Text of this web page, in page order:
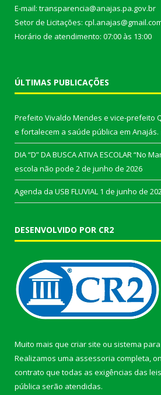
E-mail: transparencia@anajas.pa.gov.br
Setor de Licitações:
Horário de atendimento: 07:00 às 13:00
ÚLTIMAS PUBLICAÇÕES
Prefeito Vivaldo Mendes e vice-prefeito
e fortalecem a saúde pública em Anajás.
DIA “D” DA BUSCA ATIVA ESCOLAR “No
escola não pode 2 de junho de 2026
Agenda da USB FLUVIAL 1 de junho de
DESENVOLVIDO POR CR2
Muito mais que criar site ou sistema
Realizamos uma assessoria completa,
contrato que todas as exigências das
pública serão atendidas.